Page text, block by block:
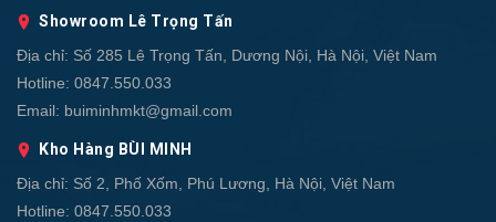
Showroom Lê Trọng Tấn
Địa chỉ: Số 285 Lê Trọng Tấn, Dương Nội, Hà Nội, Việt Nam
Hotline: 0847.550.033
Email: buiminhmkt@gmail.com
Kho Hàng BÙI MINH
Địa chỉ: Số 2, Phố Xốm, Phú Lương, Hà Nội, Việt Nam
Hotline: 0847.550.033